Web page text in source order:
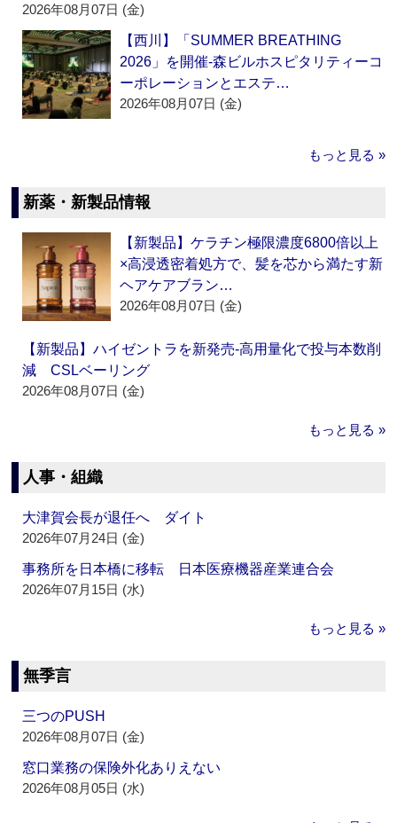
2026年08月07日 (金)
【西川】「SUMMER BREATHING
2026」を開催‐森ビルホスピタリティーコ
ーポレーションとエステ…
2026年08月07日 (金)
もっと見る »
新薬・新製品情報
【新製品】ケラチン極限濃度6800倍以上
×高浸透密着処方で、髪を芯から満たす新
ヘアケアブラン…
2026年08月07日 (金)
【新製品】ハイゼントラを新発売‐高用量化で投与本数削
減 CSLベーリング
2026年08月07日 (金)
もっと見る »
人事・組織
大津賀会長が退任へ ダイト
2026年07月24日 (金)
事務所を日本橋に移転 日本医療機器産業連合会
2026年07月15日 (水)
もっと見る »
無季言
三つのPUSH
2026年08月07日 (金)
窓口業務の保険外化ありえない
2026年08月05日 (水)